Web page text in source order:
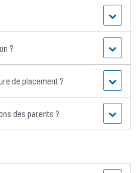
?
de placement ?
des parents ?